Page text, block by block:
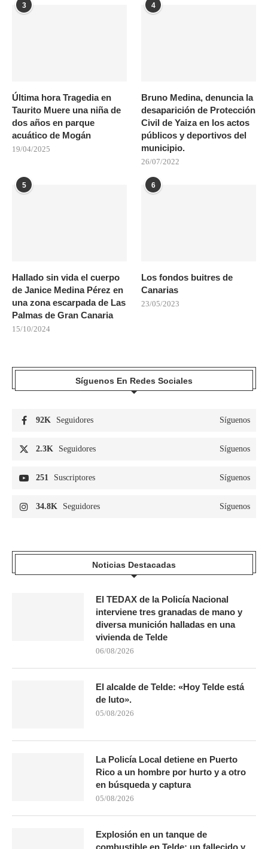
3
Última hora Tragedia en
Taurito Muere una niña de
dos años en parque
acuático de Mogán
19/04/2025
4
Bruno Medina, denuncia la
desaparición de Protección
Civil de Yaiza en los actos
públicos y deportivos del
municipio.
26/07/2022
5
Hallado sin vida el cuerpo
de Janice Medina Pérez en
una zona escarpada de Las
Palmas de Gran Canaria
15/10/2024
6
Los fondos buitres de
Canarias
23/05/2023
Síguenos En Redes Sociales
92K Seguidores Síguenos
2.3K Seguidores Síguenos
251 Suscriptores Síguenos
34.8K Seguidores Síguenos
Noticias Destacadas
El TEDAX de la Policía Nacional
interviene tres granadas de mano y
diversa munición halladas en una
vivienda de Telde
06/08/2026
El alcalde de Telde: «Hoy Telde está
de luto».
05/08/2026
La Policía Local detiene en Puerto
Rico a un hombre por hurto y a otro
en búsqueda y captura
05/08/2026
Explosión en un tanque de
combustible en Telde: un fallecido y